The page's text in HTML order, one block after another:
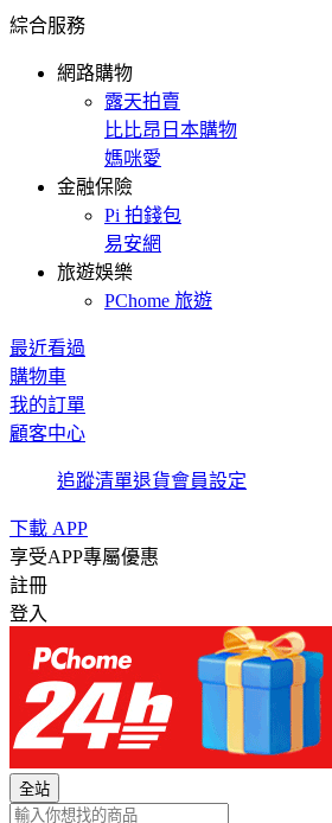
綜合服務
網路購物
露天拍賣
比比昂日本購物
媽咪愛
金融保險
Pi 拍錢包
易安網
旅遊娛樂
PChome 旅遊
最近看過
購物車
我的訂單
顧客中心
追蹤清單退貨會員設定
下載 APP
享受APP專屬優惠
註冊
登入
全站